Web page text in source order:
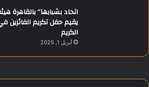
اتحاد بشبابها”
يقيم حفل تكريم الفائزين
الكريم
أبريل 1, 2025